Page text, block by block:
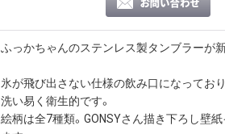
ふっかちゃんのステンレス製タンブラーが新
氷が飛び出さない仕様の飲み口になってお
洗い易く衛生的です。
絵柄は全7種類。GONSYさん描き下ろし壁